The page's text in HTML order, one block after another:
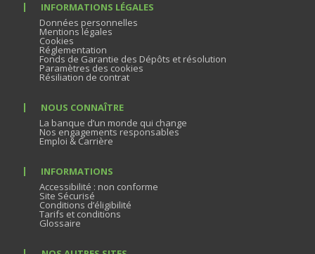
INFORMATIONS LÉGALES
Données personnelles
Mentions légales
Cookies
Réglementation
Fonds de Garantie des Dépôts et résolution
Paramètres des cookies
Résiliation de contrat
NOUS CONNAÎTRE
La banque d’un monde qui change
Nos engagements responsables
Emploi & Carrière
INFORMATIONS
Accessibilité : non conforme
Site Sécurisé
Conditions d’éligibilité
Tarifs et conditions
Glossaire